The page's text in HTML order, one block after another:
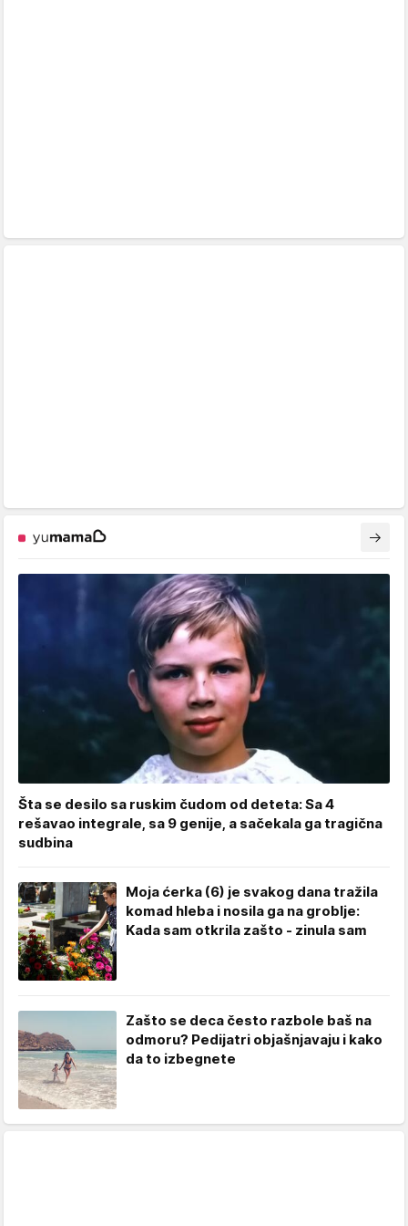
Šta se desilo sa ruskim čudom od deteta: Sa 4
rešavao integrale, sa 9 genije, a sačekala ga tragična
sudbina
Moja ćerka (6) je svakog dana tražila
komad hleba i nosila ga na groblje:
Kada sam otkrila zašto - zinula sam
Zašto se deca često razbole baš na
odmoru? Pedijatri objašnjavaju i kako
da to izbegnete